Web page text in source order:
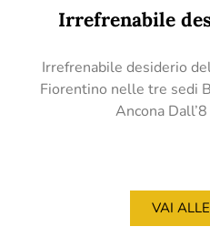
Irrefrenabile
Irrefrenabile desiderio
Fiorentino nelle tre sedi
Ancona
VAI